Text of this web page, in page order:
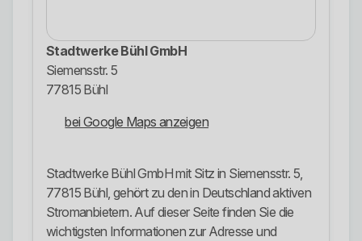
Stadtwerke Bühl GmbH
Siemensstr. 5
77815 Bühl
bei Google Maps anzeigen
Stadtwerke Bühl GmbH mit Sitz in Siemensstr. 5,
77815 Bühl, gehört zu den in Deutschland aktiven
Stromanbietern. Auf dieser Seite finden Sie die
wichtigsten Informationen zur Adresse und